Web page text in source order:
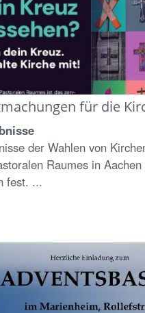
für die
der Wahlen von
Raumes in
fest. ...